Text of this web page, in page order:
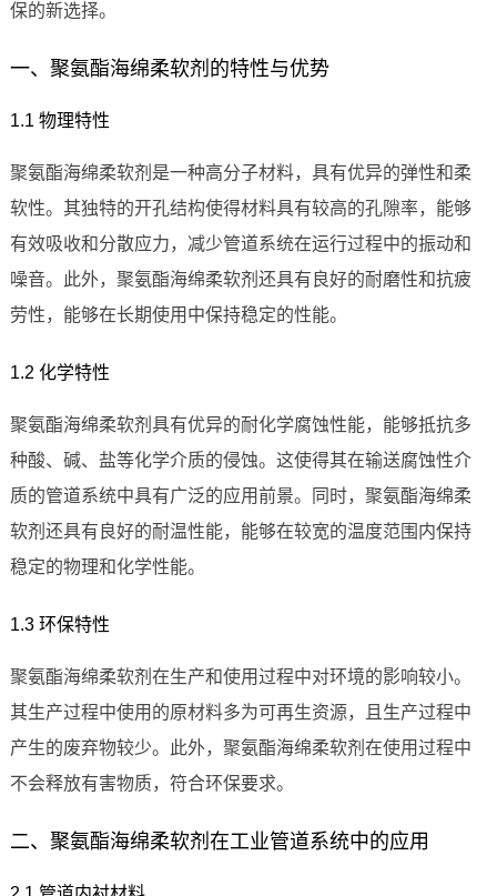
保的新选择。
一、聚氨酯海绵柔软剂的特性与优势
1.1 物理特性
聚氨酯海绵柔软剂是一种高分子材料，具有优异的弹性和柔
软性。其独特的开孔结构使得材料具有较高的孔隙率，能够
有效吸收和分散应力，减少管道系统在运行过程中的振动和
噪音。此外，聚氨酯海绵柔软剂还具有良好的耐磨性和抗疲
劳性，能够在长期使用中保持稳定的性能。
1.2 化学特性
聚氨酯海绵柔软剂具有优异的耐化学腐蚀性能，能够抵抗多
种酸、碱、盐等化学介质的侵蚀。这使得其在输送腐蚀性介
质的管道系统中具有广泛的应用前景。同时，聚氨酯海绵柔
软剂还具有良好的耐温性能，能够在较宽的温度范围内保持
稳定的物理和化学性能。
1.3 环保特性
聚氨酯海绵柔软剂在生产和使用过程中对环境的影响较小。
其生产过程中使用的原材料多为可再生资源，且生产过程中
产生的废弃物较少。此外，聚氨酯海绵柔软剂在使用过程中
不会释放有害物质，符合环保要求。
二、聚氨酯海绵柔软剂在工业管道系统中的应用